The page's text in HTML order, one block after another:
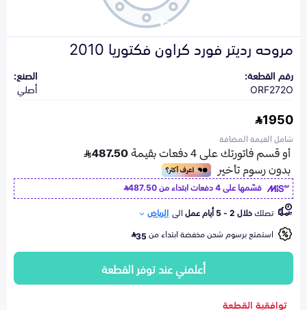
مروحه رديتر فورد كراون فكتوريا 2010
رقم القطعة:
ORF272O
الصنع:
أصلي
1950
شامل القيمة المضافة
قسّمها على 4 دفعات ابتداء من
487.50
تصلكخلال 2 - 5 أيام عمل الى الرياض
استمتع برسوم شحن مخفضة ابتداء من35
أعلمني عند توفر القطعة
توافقية القطعة